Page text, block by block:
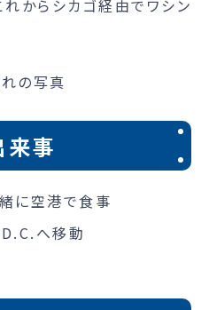
れからシカゴ経由でワシン
来事
に空港で食事
D.C.へ移動